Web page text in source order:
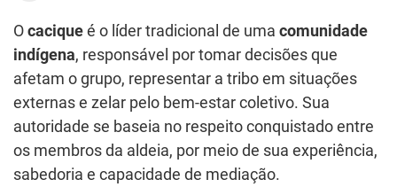
O cacique é o líder tradicional de uma comunidade
indígena, responsável por tomar decisões que
afetam o grupo, representar a tribo em situações
externas e zelar pelo bem-estar coletivo. Sua
autoridade se baseia no respeito conquistado entre
os membros da aldeia, por meio de sua experiência,
sabedoria e capacidade de mediação.